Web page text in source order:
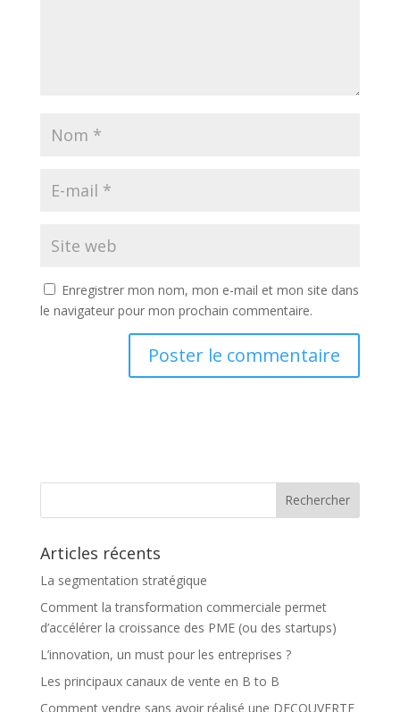
Enregistrer mon nom, mon e-mail et mon site dans
le navigateur pour mon prochain commentaire.
i
v
:
Articles récents
La segmentation stratégique
Comment la transformation commerciale permet
d’accélérer la croissance des PME (ou des startups)
L’innovation, un must pour les entreprises ?
Les principaux canaux de vente en B to B
Comment vendre sans avoir réalisé une DECOUVERTE